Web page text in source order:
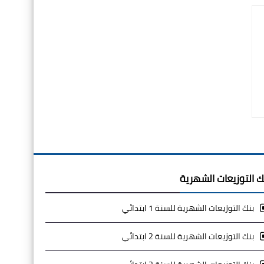
التوزيعات الشهرية
بنك التوزيعات الشهرية للسنة 1 ابتدائي
بنك التوزيعات الشهرية للسنة 2 ابتدائي